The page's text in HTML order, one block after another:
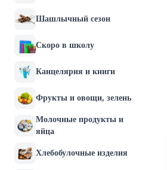
Шашлычный сезон
Скоро в школу
Канцелярия и книги
Фрукты и овощи, зелень
Молочные продукты и
яйца
Хлебобулочные изделия